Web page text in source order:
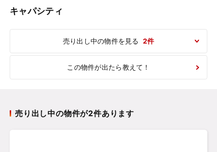
キャパシティ
売り出し中の物件を見る 2件
この物件が出たら教えて！
売り出し中の物件が2件あります